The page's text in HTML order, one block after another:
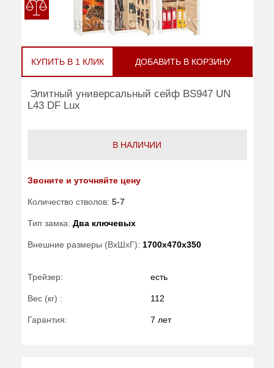
КУПИТЬ В 1 КЛИК ДОБАВИТЬ В КОРЗИНУ
Элитный универсальный сейф BS947 UN
L43 DF Lux
В НАЛИЧИИ
Звоните и уточняйте цену
Количество стволов: 5-7
Тип замка: Два ключевых
Внешние размеры (ВхШхГ): 1700x470x350
Трейзер: есть
Вес (кг) : 112
Гарантия: 7 лет